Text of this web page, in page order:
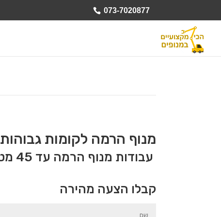
073-7020877
מנוף הרמה לקומות גבוהות
עבודות מנוף הרמה עד 45 מטר גובה
קבלו הצעה מהירה